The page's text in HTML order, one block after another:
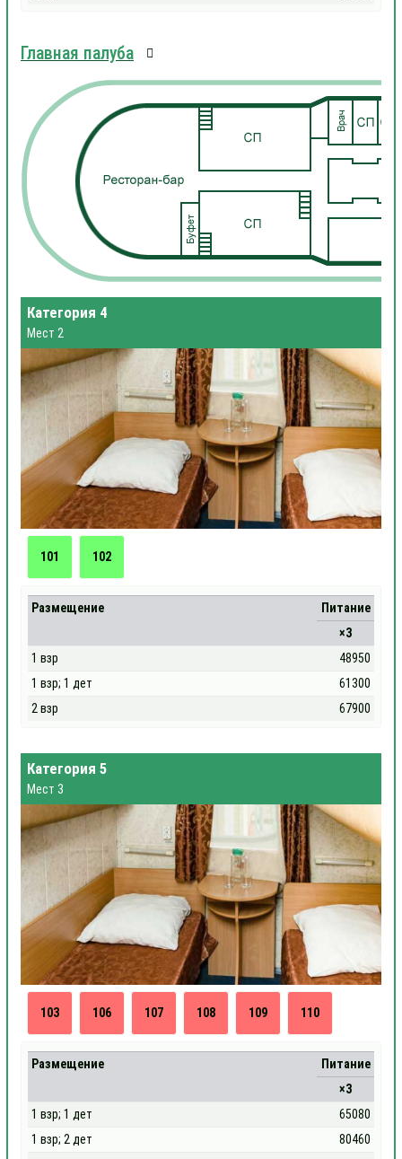
Главная палуба
Категория 4
Мест 2
101 102
Размещение
Питание
×3
1 взр
48950
1 взр; 1 дет
61300
2 взр
67900
Категория 5
Мест 3
103 106 107 108 109 110
Размещение
Питание
×3
1 взр; 1 дет
65080
1 взр; 2 дет
80460